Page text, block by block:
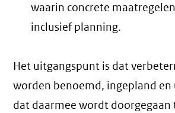
waarin concrete
inclusief planning.
Het uitgangspunt is dat
worden benoemd, ingepland en
dat daarmee wordt